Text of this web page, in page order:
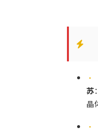
•
苏
晶
•